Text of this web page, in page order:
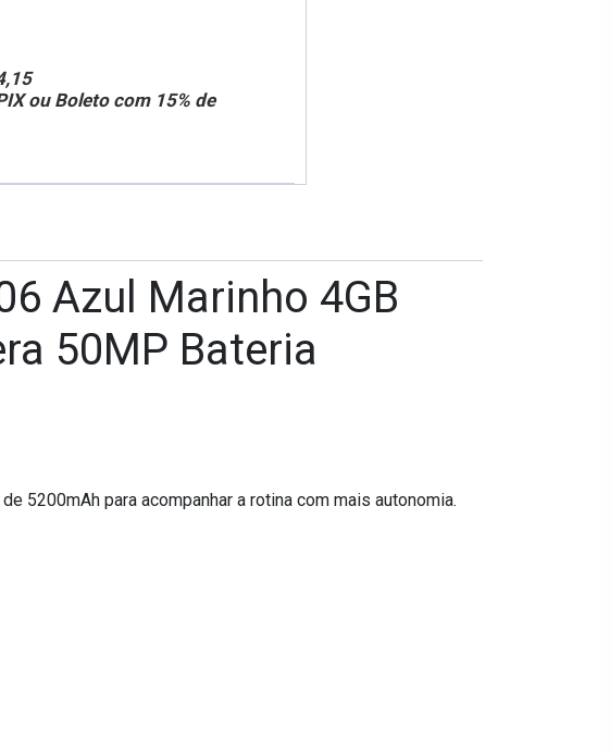
ou Boleto com 15% de
Azul Marinho 4GB
50MP Bateria
5200mAh para acompanhar a rotina com mais autonomia.